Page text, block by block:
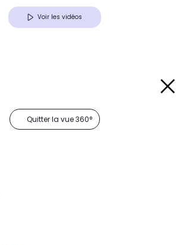
Voir les vidéos
Quitter la vue 360°